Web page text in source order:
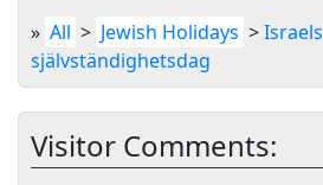
» All > Jewish Holidays >Israels
självständighetsdag
Visitor Comments: